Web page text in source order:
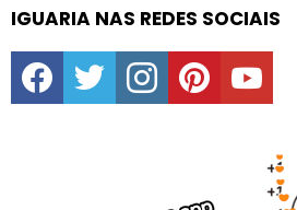
IGUARIA NAS REDES SOCIAIS
facebooktwitter instagrampinterestyoutube